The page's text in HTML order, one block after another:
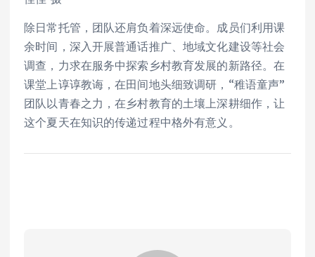
除日常托管，团队还肩负着深远使命。成员们利用课
余时间，深入开展普通话推广、地域文化建设等社会
调查，力求在服务中探索乡村教育发展的新路径。在
课堂上谆谆教诲，在田间地头细致调研，“稚语童声”
团队以青春之力，在乡村教育的土壤上深耕细作，让
这个夏天在知识的传递过程中格外有意义。